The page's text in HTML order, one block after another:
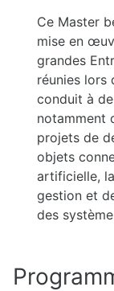
Ce Master
mise en
grandes
réunies lors
conduit à
notamment
projets de
objets
artificielle,
gestion et
des